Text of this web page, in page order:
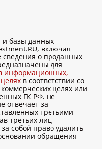
и базы данных
включая
о проданных
для
информационных,
в соответствии со
целях или
ГК РФ, не
отвечает за
третьими
третьих лиц
собой право удалить
обращения